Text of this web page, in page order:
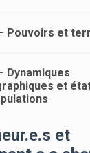
Pouvoirs et
Dynamiques
et
et